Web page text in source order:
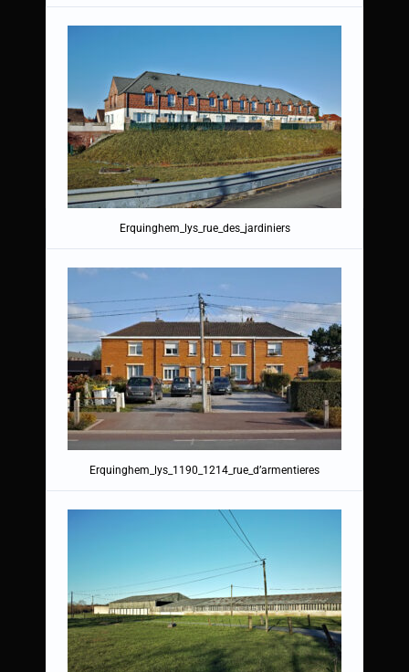
Erquinghem_lys_rue_des_jardiniers
Erquinghem_lys_1190_1214_rue_d’armentieres